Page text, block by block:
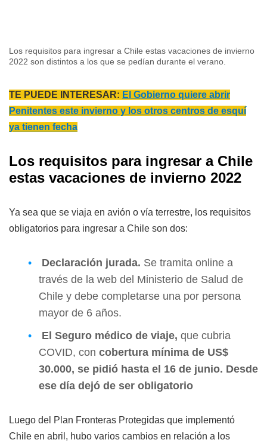
Los requisitos para ingresar a Chile estas vacaciones de invierno
2022 son distintos a los que se pedían durante el verano.
TE PUEDE INTERESAR: El Gobierno quiere abrir
Penitentes este invierno y los otros centros de esquí
ya tienen fecha
Los requisitos para ingresar a Chile
estas vacaciones de invierno 2022
Ya sea que se viaja en avión o vía terrestre, los requisitos
obligatorios para ingresar a Chile son dos:
Declaración jurada. Se tramita online a
través de la web del Ministerio de Salud de
Chile y debe completarse una por persona
mayor de 6 años.
El Seguro médico de viaje, que cubria
COVID, con cobertura mínima de US$
30.000, se pidió hasta el 16 de junio. Desde
ese día dejó de ser obligatorio
Luego del Plan Fronteras Protegidas que implementó
Chile en abril, hubo varios cambios en relación a los